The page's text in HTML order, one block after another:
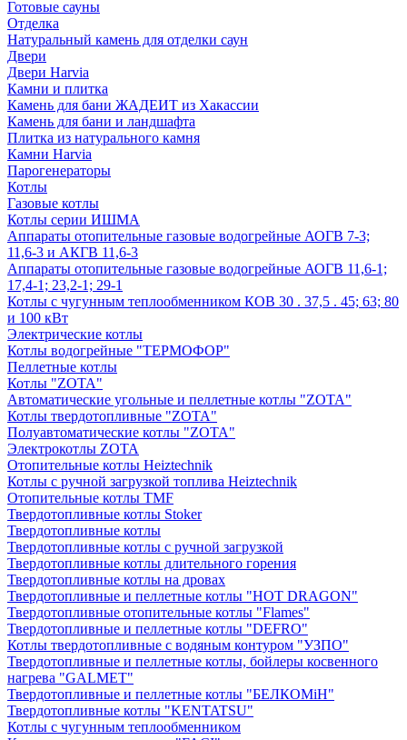
Готовые сауны
Отделка
Натуральный камень для отделки саун
Двери
Двери Harvia
Камни и плитка
Камень для бани ЖАДЕИТ из Хакассии
Камень для бани и ландшафта
Плитка из натурального камня
Камни Harvia
Парогенераторы
Котлы
Газовые котлы
Котлы серии ИШМА
Аппараты отопительные газовые водогрейные АОГВ 7-3;
11,6-3 и АКГВ 11,6-3
Аппараты отопительные газовые водогрейные АОГВ 11,6-1;
17,4-1; 23,2-1; 29-1
Котлы с чугунным теплообменником КОВ 30 . 37,5 . 45; 63; 80
и 100 кВт
Электрические котлы
Котлы водогрейные "ТЕРМОФОР"
Пеллетные котлы
Котлы "ZOTA"
Автоматические угольные и пеллетные котлы "ZOTA"
Котлы твердотопливные "ZOTA"
Полуавтоматические котлы "ZOTA"
Электрокотлы ZOTA
Отопительные котлы Heiztechnik
Котлы с ручной загрузкой топлива Heiztechnik
Отопительные котлы TMF
Твердотопливные котлы Stoker
Твердотопливные котлы
Твердотопливные котлы с ручной загрузкой
Твердотопливные котлы длительного горения
Твердотопливные котлы на дровах
Твердотопливные и пеллетные котлы "HOT DRAGON"
Твердотопливные отопительные котлы "Flames"
Твердотопливные и пеллетные котлы "DEFRO"
Котлы твердотопливные с водяным контуром "УЗПО"
Твердотопливные и пеллетные котлы, бойлеры косвенного
нагрева "GALMET"
Твердотопливные и пеллетные котлы "БЕЛКОМiН"
Твердотопливные котлы "KENTATSU"
Котлы с чугунным теплообменником